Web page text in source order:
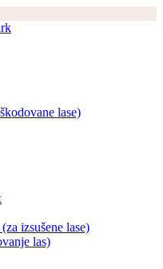
lase)
izsušene lase)
las)